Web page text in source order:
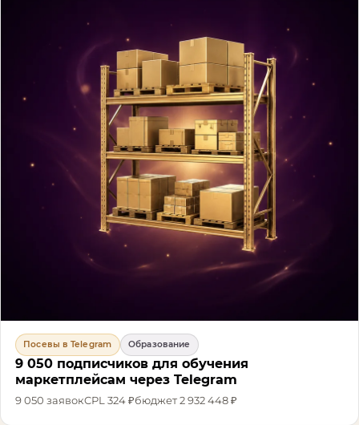
Посевы в Telegram Образование
9 050 подписчиков для обучения
маркетплейсам через Telegram
9 050 заявокCPL324 ₽бюджет2 932 448 ₽